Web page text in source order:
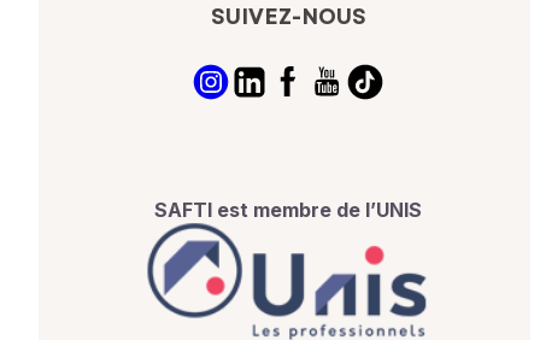
SUIVEZ-NOUS
SAFTI est membre de l’UNIS